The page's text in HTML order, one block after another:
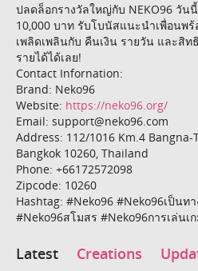
ปลดล็อกรางวัลใหญ่กับ NEKO96 วัน
10,000 บาท รับโบนัสแนะนำเพื่อนพ
เพลิดเพลินกับ คืนเงิน รายวัน และสิท
รายได้ได้เลย!
Contact Infornation:
Brand: Neko96
Website: https://neko96.org/
Email: support@neko96.com
Address: 112/1016 Km.4 Bangna-
Bangkok 10260, Thailand
Phone: +66172572098
Zipcode: 10260
Hashtag: #Neko96 #Neko96เป็นท
#Neko96สโมสร #Neko96การเล่นเ
Latest Creations